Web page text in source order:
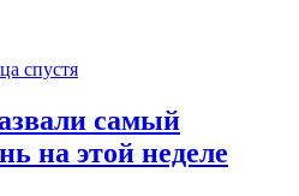
спустя
самый
на этой неделе